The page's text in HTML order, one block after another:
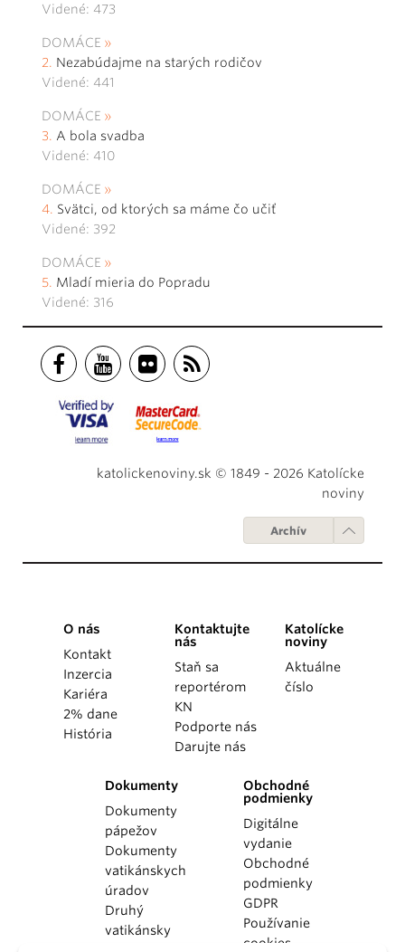
Videné: 473
DOMÁCE
Nezabúdajme na starých rodičov
Videné: 441
DOMÁCE
A bola svadba
Videné: 410
DOMÁCE
Svätci, od ktorých sa máme čo učiť
Videné: 392
DOMÁCE
Mladí mieria do Popradu
Videné: 316
katolickenoviny.sk © 1849 - 2026 Katolícke
noviny
Archív
O nás
Kontakt
Inzercia
Kariéra
2% dane
História
Kontaktujte
nás
Staň sa
reportérom
KN
Podporte nás
Darujte nás
Katolícke
noviny
Aktuálne
číslo
Dokumenty
Dokumenty
pápežov
Dokumenty
vatikánskych
úradov
Druhý
vatikánsky
Obchodné
podmienky
Digitálne
vydanie
Obchodné
podmienky
GDPR
Používanie
cookies